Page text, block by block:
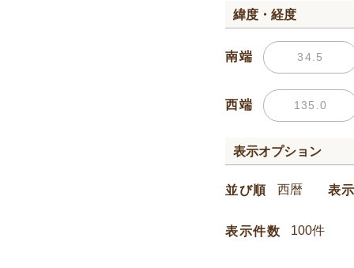
緯度・経度
南端
西端
表示オプション
並び順 表
表示件数